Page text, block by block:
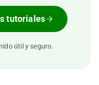
tutoriales
útil y seguro.